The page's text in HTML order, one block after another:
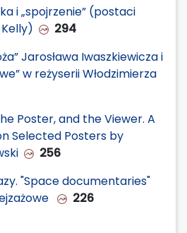
i „spojrzenie” (postaci
294
Jarosława Iwaszkiewicza i
w reżyserii Włodzimierza
Poster, and the Viewer. A
Selected Posters by
256
"Space documentaries"
226